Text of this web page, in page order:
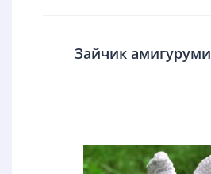
Зайчик амигуруми